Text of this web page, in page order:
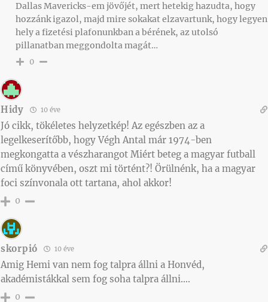
Dallas Mavericks-em jövőjét, mert hetekig hazudta, hogy
hozzánk igazol, majd mire sokakat elzavartunk, hogy legyen
hely a fizetési plafonunkban a bérének, az utolsó
pillanatban meggondolta magát…
0
Hidy 10 éve
Jó cikk, tökéletes helyzetkép! Az egészben az a
legelkeserítőbb, hogy Végh Antal már 1974-ben
megkongatta a vészharangot Miért beteg a magyar futball
című könyvében, oszt mi történt?! Örülnénk, ha a magyar
foci színvonala ott tartana, ahol akkor!
0
skorpió 10 éve
Amig Hemi van nem fog talpra állni a Honvéd,
akadémistákkal sem fog soha talpra állni….
0